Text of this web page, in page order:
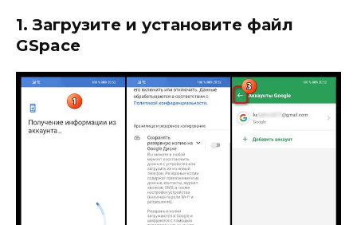
1. Загрузите и установите файл
GSpace